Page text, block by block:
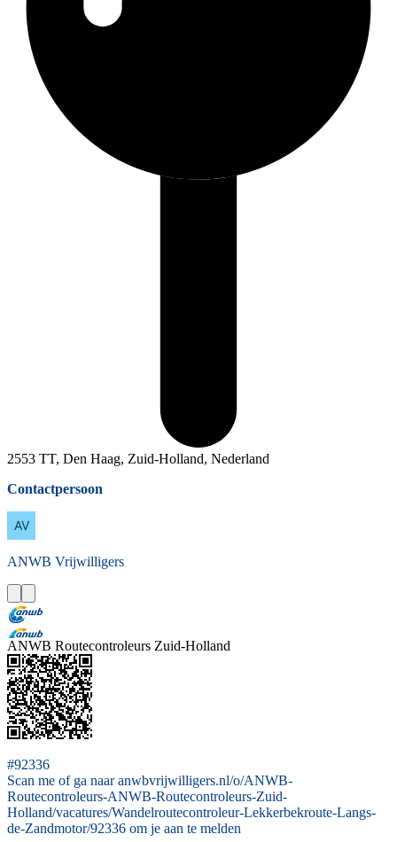
2553 TT, Den Haag, Zuid-Holland, Nederland
Contactpersoon
ANWB Vrijwilligers
ANWB Routecontroleurs Zuid-Holland
#92336
Scan me of ga naar anwbvrijwilligers.nl/o/ANWB-
Routecontroleurs-ANWB-Routecontroleurs-Zuid-
Holland/vacatures/Wandelroutecontroleur-Lekkerbekroute-Langs-
de-Zandmotor/92336 om je aan te melden